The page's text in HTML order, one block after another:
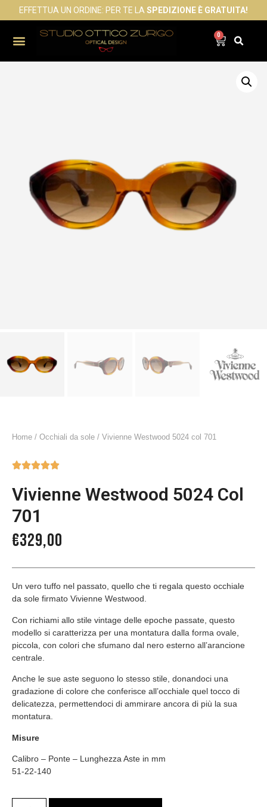
EFFETTUA UN ORDINE: PER TE LA SPEDIZIONE È GRATUITA!
0
Home / Occhiali da sole / Vivienne Westwood 5024 col 701

Vivienne Westwood 5024 Col
701
€329,00
Un vero tuffo nel passato, quello che ti regala questo occhiale
da sole firmato Vivienne Westwood.
Con richiami allo stile vintage delle epoche passate, questo
modello si caratterizza per una montatura dalla forma ovale,
piccola, con colori che sfumano dal nero esterno all’arancione
centrale.
Anche le sue aste seguono lo stesso stile, donandoci una
gradazione di colore che conferisce all’occhiale quel tocco di
delicatezza, permettendoci di ammirare ancora di più la sua
montatura.
Misure
Calibro – Ponte – Lunghezza Aste in mm
51-22-140